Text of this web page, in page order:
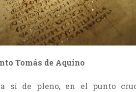
Tomás de Aquino
sí de pleno, en el punto